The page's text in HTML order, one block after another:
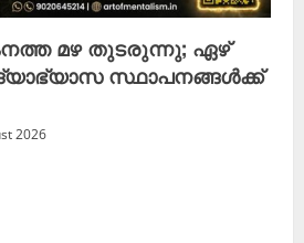
മഴ തുടരുന്നു; ഏഴ്
സ്ഥാപനങ്ങള്‍ക്ക്
2026